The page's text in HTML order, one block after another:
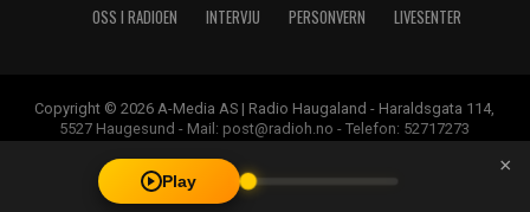
OSS I RADIOEN
INTERVJU PERSONVERN LIVESENTER
Copyright © 2026 A-Media AS | Radio Haugaland - Haraldsgata 114,
5527 Haugesund - Mail: post@radioh.no - Telefon: 52717273
Play
×